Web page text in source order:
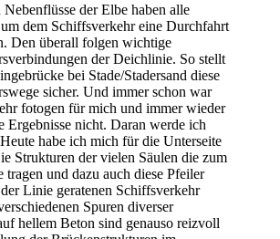
der Elbe haben alle
dem Schiffsverkehr eine Durchfahrt
Den überall folgen wichtige
der Deichlinie. So stellt
bei Stade/Stadersand diese
sicher. Und immer schon war
fotogen für mich und immer wieder
Ergebnisse nicht. Daran werde ich
habe ich mich für die Unterseite
Strukturen der vielen Säulen die zum
und dazu auch diese Pfeiler
der Linie geratenen Schiffsverkehr
Spuren diverser
hellem Beton sind genauso reizvoll